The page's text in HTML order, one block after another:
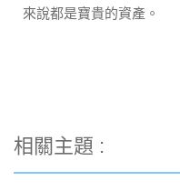
來說都是寶貴的資產。
相關主題 :